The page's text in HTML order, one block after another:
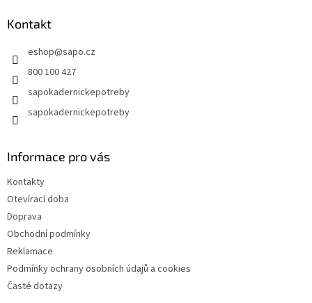
Kontakt
eshop@sapo.cz
800 100 427
sapokadernickepotreby
sapokadernickepotreby
Informace pro vás
Kontakty
Otevírací doba
Doprava
Obchodní podmínky
Reklamace
Podmínky ochrany osobních údajů a cookies
Časté dotazy